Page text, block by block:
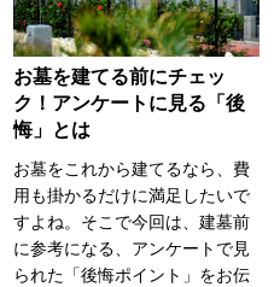
お墓を建てる前にチェッ
ク！アンケートに見る「後
悔」とは
お墓をこれから建てるなら、費
用も掛かるだけに満足したいで
すよね。そこで今回は、建墓前
に参考になる、アンケートで見
られた「後悔ポイント」をお伝